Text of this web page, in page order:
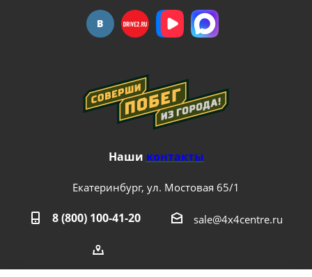
Наши контакты
Екатеринбург, ул. Мостовая 65/1
8 (800) 100-41-20 sale@4x4centre.ru